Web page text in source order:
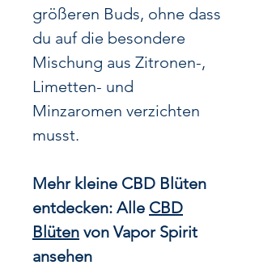
größeren Buds, ohne dass
du auf die besondere
Mischung aus Zitronen-,
Limetten- und
Minzaromen verzichten
musst.
Mehr kleine CBD Blüten
entdecken: Alle CBD
Blüten von Vapor Spirit
ansehen